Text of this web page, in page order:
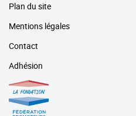
Plan du site
Mentions légales
Contact
Adhésion